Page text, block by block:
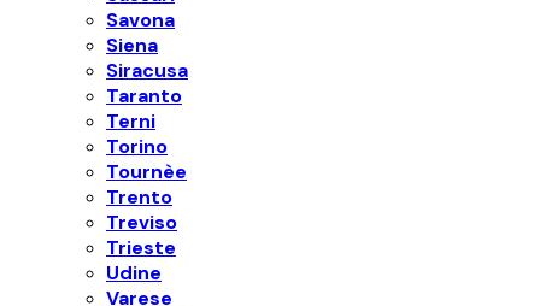
Savona
Siena
Siracusa
Taranto
Terni
Torino
Tournèe
Trento
Treviso
Trieste
Udine
Varese